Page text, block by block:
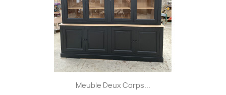
Meuble Deux Corps...